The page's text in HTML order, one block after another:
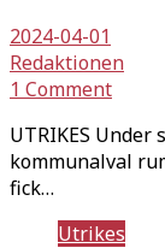
2024-04-01
Redaktionen
1 Comment
UTRIKES Under
kommunalval
fick…
Utrikes